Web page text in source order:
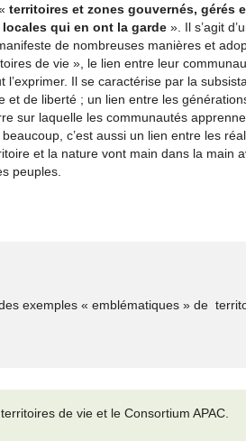
territoires et zones gouvernés, gérés
qui en ont la garde ». Il s’agit
de nombreuses manières et
de vie », le lien entre leur
Il se caractérise par la
et de liberté ; un lien entre les
sur laquelle les communautés
c’est aussi un lien entre les
et la nature vont main dans la main
peuples.
exemples « emblématiques » de
de vie et le Consortium APAC.